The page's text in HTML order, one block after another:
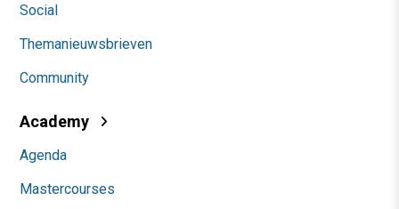
Social
Themanieuwsbrieven
Community
Academy
Agenda
Mastercourses